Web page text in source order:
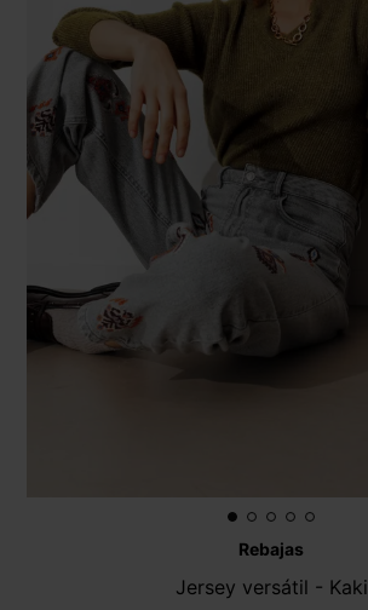
Rebajas
Jersey versátil - Kaki